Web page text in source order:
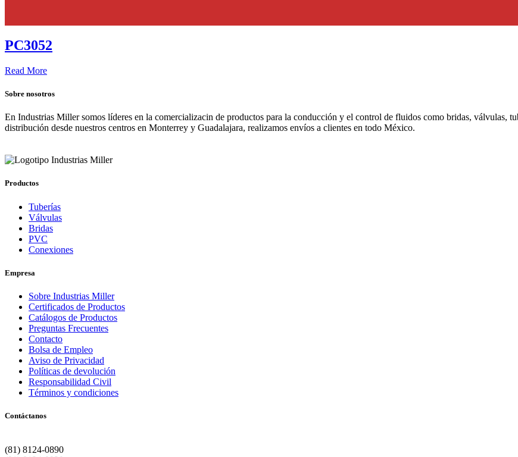
PC3052
Read More
Sobre nosotros
En Industrias Miller somos líderes en la comercializacin de productos para la conducción y el control de fluidos como bridas, válvulas,
distribución desde nuestros centros en Monterrey y Guadalajara, realizamos envíos a clientes en todo México.
Productos
Tuberías
Válvulas
Bridas
PVC
Conexiones
Empresa
Sobre Industrias Miller
Certificados de Productos
Catálogos de Productos
Preguntas Frecuentes
Contacto
Bolsa de Empleo
Aviso de Privacidad
Políticas de devolución
Responsabilidad Civil
Términos y condiciones
Contáctanos
(81) 8124-0890